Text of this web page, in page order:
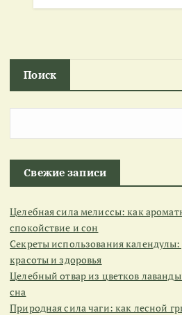
Поиск
Свежие записи
Целебная сила мелиссы: как
спокойствие и сон
Секреты использования
красоты и здоровья
Целебный отвар из цветков
сна
Природная сила чаги: как лесной